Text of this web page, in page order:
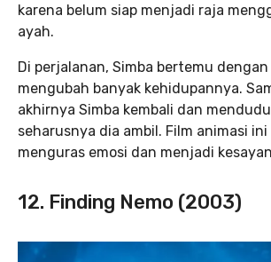
karena belum siap menjadi raja
ayah.
Di perjalanan, Simba bertemu
mengubah banyak kehidupannya.
akhirnya Simba kembali dan
seharusnya dia ambil. Film animasi ini
menguras emosi dan menjadi
12. Finding Nemo (2003)